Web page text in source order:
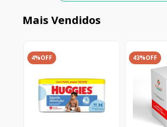
Mais Vendidos
4%OFF 43%OFF